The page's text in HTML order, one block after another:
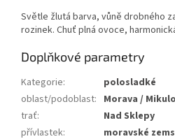
Světle žlutá barva, vůně drobného
rozinek. Chuť plná ovoce,
Doplňkové parametry
Kategorie:
polosladké
oblast/podoblast: Morava /
trať:
Nad Sklepy
přívlastek:
moravské